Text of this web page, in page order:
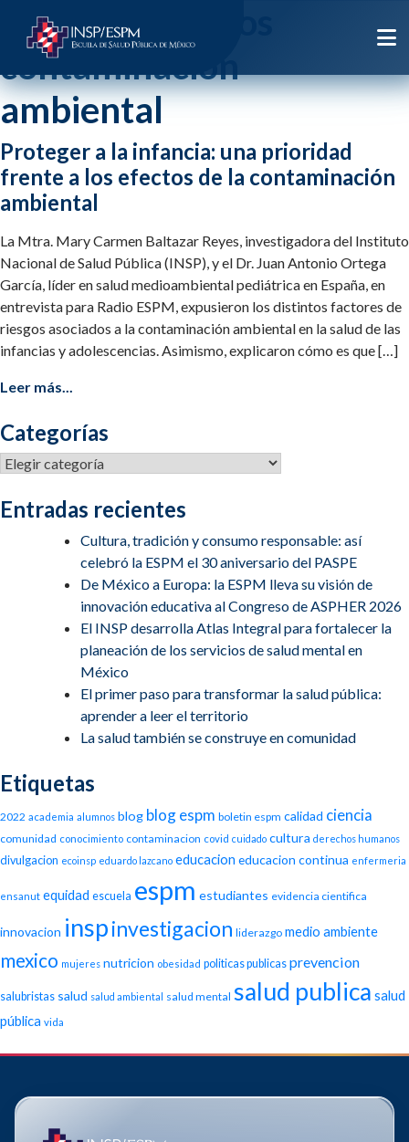
Etiqueta:
contaminacion
ambiental
Proteger a la infancia: una prioridad
frente a los efectos de la contaminación
ambiental
La Mtra. Mary Carmen Baltazar Reyes, investigadora del Instituto
Nacional de Salud Pública (INSP), y el Dr. Juan Antonio Ortega
García, líder en salud medioambiental pediátrica en España, en
entrevista para Radio ESPM, expusieron los distintos factores de
riesgos asociados a la contaminación ambiental en la salud de las
infancias y adolescencias. Asimismo, explicaron cómo es que […]
Leer más...
Categorías
Categorías
Entradas recientes
Cultura, tradición y consumo responsable: así
celebró la ESPM el 30 aniversario del PASPE
De México a Europa: la ESPM lleva su visión de
innovación educativa al Congreso de ASPHER 2026
El INSP desarrolla Atlas Integral para fortalecer la
planeación de los servicios de salud mental en
México
El primer paso para transformar la salud pública:
aprender a leer el territorio
La salud también se construye en comunidad
Etiquetas
2022 academia alumnos blog blog espm boletin espm calidad ciencia
comunidad conocimiento contaminacion covid cuidado cultura derechos humanos
divulgacion ecoinsp eduardo lazcano educacion educacion continua enfermeria
ensanut equidad escuela espm estudiantes evidencia cientifica
innovacion inspinvestigacion liderazgo medio ambiente
mexico mujeres nutricion obesidad politicas publicas prevencion
salubristas salud salud ambiental salud mental salud publica salud
pública vida